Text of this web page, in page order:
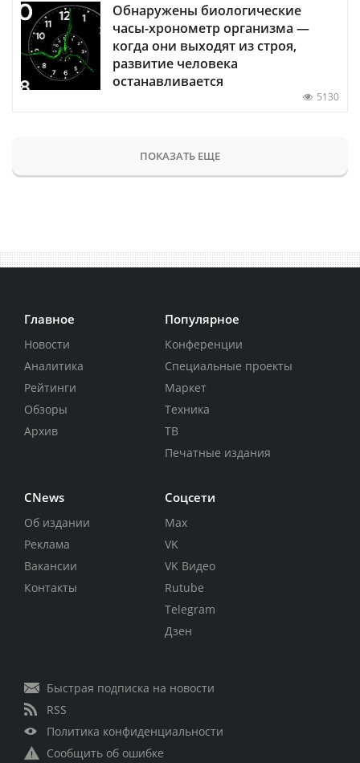
Обнаружены биологические
часы-хронометр организма —
когда они выходят из строя,
развитие человека
останавливается
5130
ПОКАЗАТЬ ЕЩЕ
Главное
Новости
Аналитика
Рейтинги
Обзоры
Архив
Популярное
Конференции
Специальные проекты
Маркет
Техника
ТВ
Печатные издания
CNews
Об издании
Реклама
Вакансии
Контакты
Соцсети
Max
VK
VK Видео
Rutube
Telegram
Дзен
Быстрая подписка на новости
RSS
Политика конфиденциальности
Сообщить об ошибке